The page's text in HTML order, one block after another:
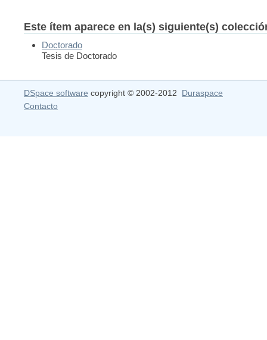
Este ítem aparece en la(s) siguiente(s)
Doctorado
Tesis de Doctorado
DSpace software copyright © 2002-2012 Duraspace
Contacto